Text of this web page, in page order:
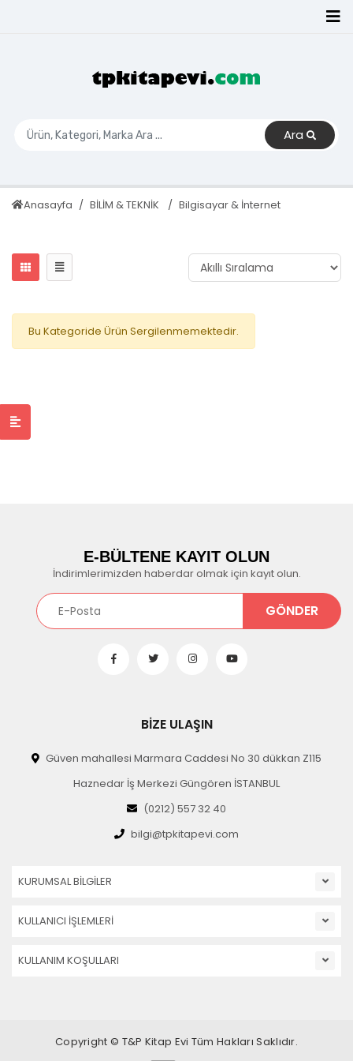
Ara
Anasayfa BİLİM & TEKNİK Bilgisayar & İnternet
Bu Kategoride Ürün Sergilenmemektedir.
E-BÜLTENE KAYIT OLUN
İndirimlerimizden haberdar olmak için kayıt olun.
BİZE ULAŞIN
Güven mahallesi Marmara Caddesi No 30 dükkan Z115
Haznedar İş Merkezi Güngören İSTANBUL
(0212) 557 32 40
bilgi@tpkitapevi.com
KURUMSAL BİLGİLER
KULLANICI İŞLEMLERİ
KULLANIM KOŞULLARI
Copyright © T&P Kitap Evi Tüm Hakları Saklıdır.